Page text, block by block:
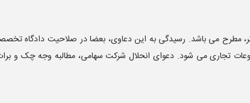
مطرح می باشد. رسیدگی به این دعاوی، بعضا در صلاحیت دادگاه
تجاری می شود. دعوای انحلال شرکت سهامی، مطالبه وجه چک و